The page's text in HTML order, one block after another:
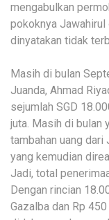
mengabulkan
pokoknya Jawahirul
dinyatakan tidak
Masih di bulan
Juanda, Ahmad
sejumlah SGD
juta. Masih di bulan
tambahan uang
yang kemudian
Jadi, total
Dengan rincian
Gazalba dan Rp